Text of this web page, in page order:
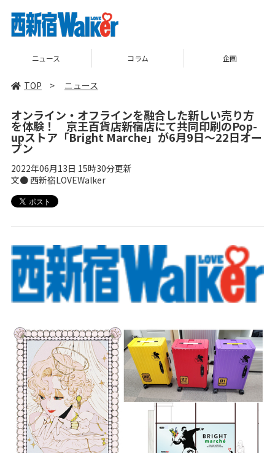
ニュース コラム 企画
TOP > ニュース
オンライン・オフラインを融合した新しい売り方
を体験！ 京王百貨店新宿店にて共同印刷のPop-
upストア「Bright Marche」が6月9日～22日オー
プン
2022年06月13日 15時30分更新
文● 西新宿LOVEWalker